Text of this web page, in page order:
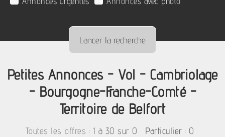
Petites Annonces - Vol - Cambriolage
- Bourgogne-Franche-Comté -
Territoire de Belfort
Toutes les offres : 1 à 30 sur 0 Particulier : 0